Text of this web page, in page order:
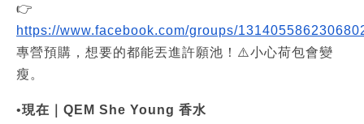
👉
https://www.facebook.com/groups/
專營預購，想要的都能丟進許願池！⚠️小心荷包會變
瘦。
•現在｜QEM She Young 香水